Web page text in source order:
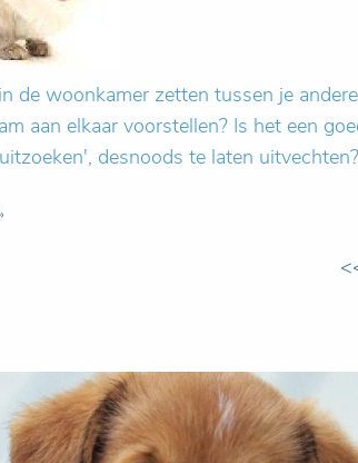
de woonkamer zetten tussen je andere
aan elkaar voorstellen? Is het een
desnoods te laten uitvechten?